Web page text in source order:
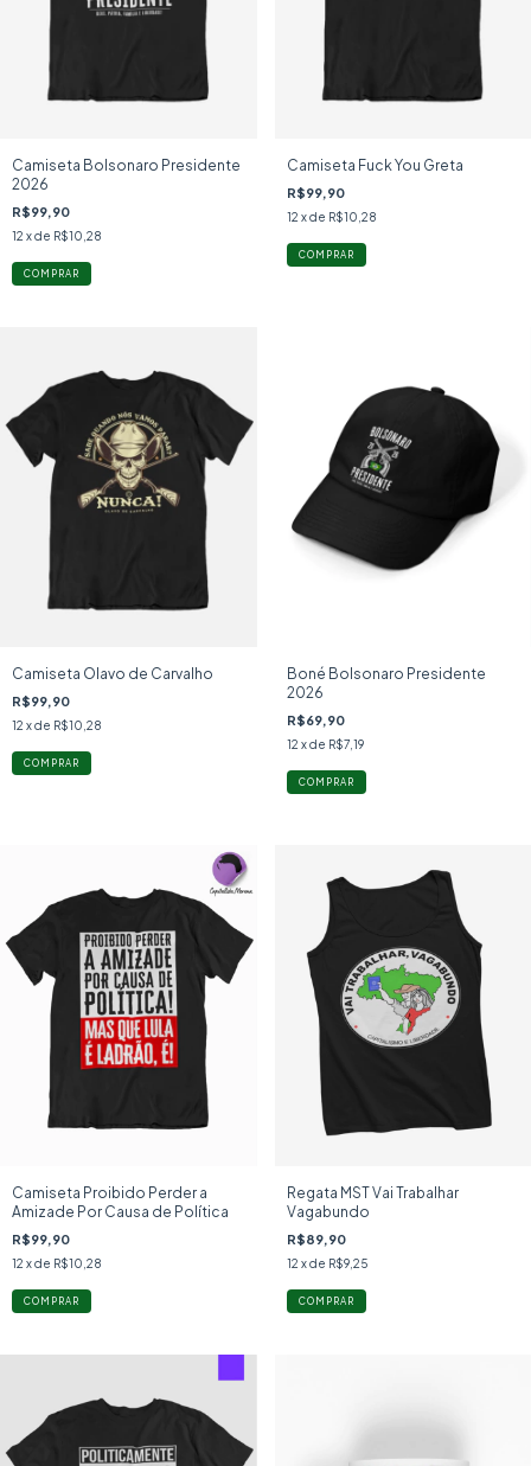
Camiseta Bolsonaro Presidente
2026
R$99,90
12 x de R$10,28
COMPRAR
Camiseta Fuck You Greta
R$99,90
12 x de R$10,28
COMPRAR
Camiseta Olavo de Carvalho
R$99,90
12 x de R$10,28
COMPRAR
Boné Bolsonaro Presidente
2026
R$69,90
12 x de R$7,19
Camiseta Proibido Perder a
Amizade Por Causa de Política
R$99,90
12 x de R$10,28
COMPRAR
Regata MST Vai Trabalhar
Vagabundo
R$89,90
12 x de R$9,25
COMPRAR